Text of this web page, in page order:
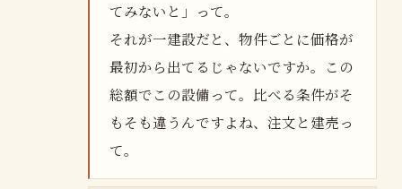
てみないと」って。
それが一建設だと、物件ごとに価格が
最初から出てるじゃないですか。この
総額でこの設備って。比べる条件がそ
もそも違うんですよね、注文と建売っ
て。